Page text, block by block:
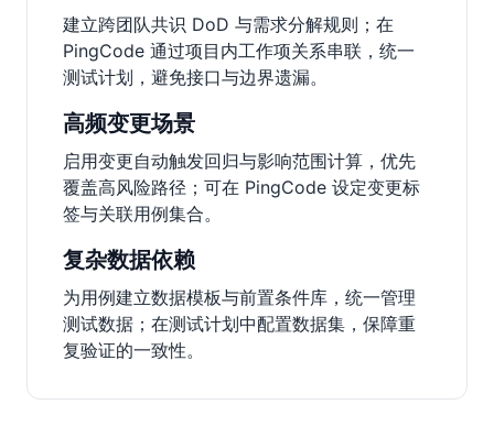
建立跨团队共识 DoD 与需求分解规则；在
PingCode 通过项目内工作项关系串联，统一
测试计划，避免接口与边界遗漏。
高频变更场景
启用变更自动触发回归与影响范围计算，优先
覆盖高风险路径；可在 PingCode 设定变更标
签与关联用例集合。
复杂数据依赖
为用例建立数据模板与前置条件库，统一管理
测试数据；在测试计划中配置数据集，保障重
复验证的一致性。